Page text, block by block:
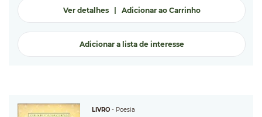
Ver detalhes| Adicionar ao Carrinho
Adicionar a lista de interesse
LIVRO - Poesia